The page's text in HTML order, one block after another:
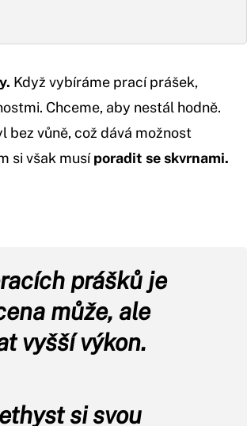
Když vybíráme prací prášek,
Chceme, aby nestál hodně.
bez vůně, což dává možnost
si však musíporadit se skvrnami.
prášků je
může, ale
vyšší výkon.
si svou